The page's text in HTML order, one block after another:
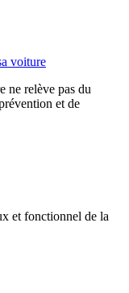
voiture
ne relève pas du
et de
et fonctionnel de la